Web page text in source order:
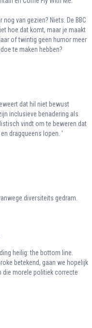
van gezien? Niets. De BBC
hoe dat komt, maar je maakt
of twintig geen humor meer
te maken hebben?
dat hil niet bewust
inclusieve benadering als
vindt om te beweren dat
dragqueens lopen. '
diversiteits gedram.
heilig: the bottom line.
betekend, gaan we hopelijk
die morele politiek correcte